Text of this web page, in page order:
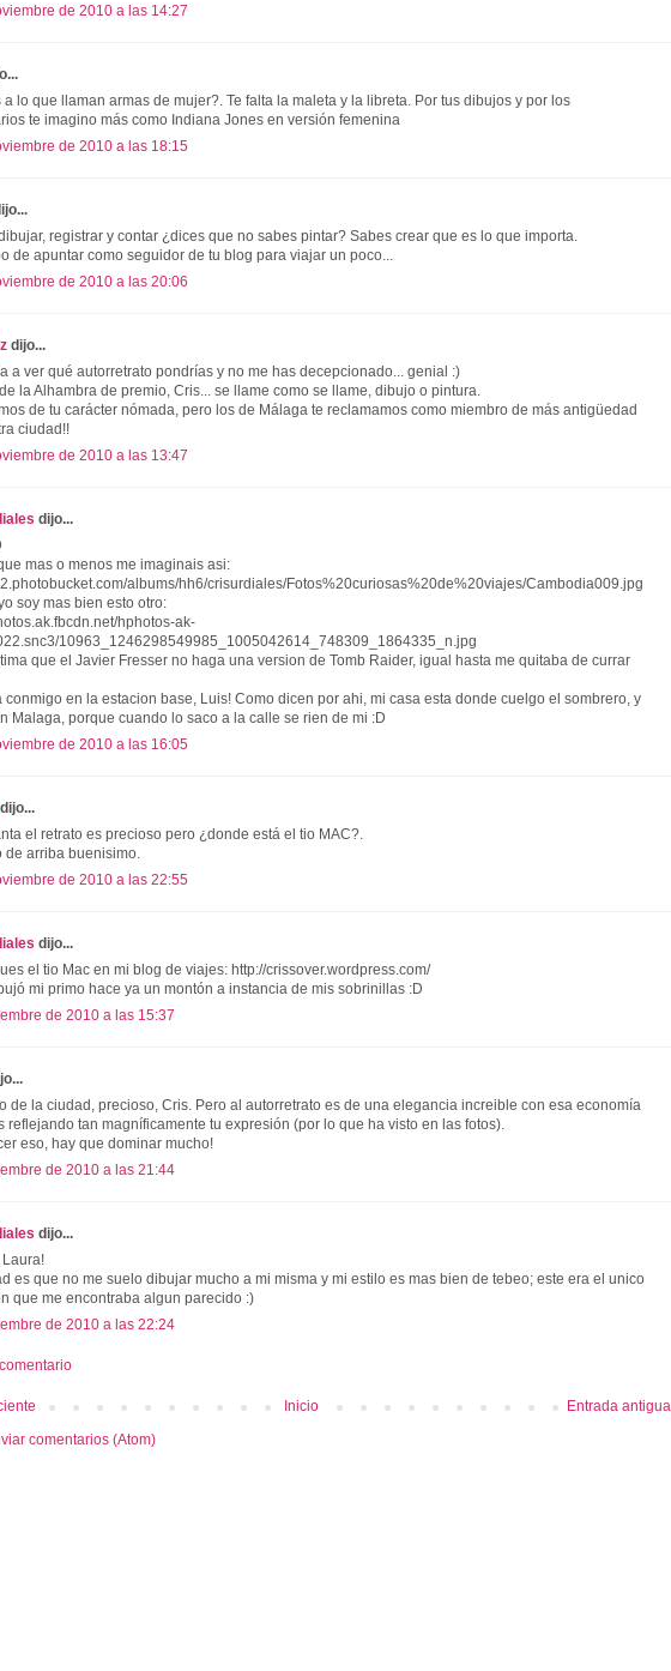
de 2010 a las 14:27
a lo que llaman armas de mujer?. Te falta la maleta y la libreta. Por tus dibujos y por los
te imagino más como Indiana Jones en versión femenina
de 2010 a las 18:15
registrar y contar ¿dices que no sabes pintar? Sabes crear que es lo que importa.
de apuntar como seguidor de tu blog para viajar un poco...
de 2010 a las 20:06
dijo...
a ver qué autorretrato pondrías y no me has decepcionado... genial :)
la Alhambra de premio, Cris... se llame como se llame, dibujo o pintura.
de tu carácter nómada, pero los de Málaga te reclamamos como miembro de más antigüedad
ciudad!!
de 2010 a las 13:47
dijo...
mas o menos me imaginais asi:
albums/hh6/crisurdiales/Fotos%20curiosas%20de%20viajes/Cambodia009.jpg
soy mas bien esto otro:
hphotos-ak-
10963_1246298549985_1005042614_748309_1864335_n.jpg
que el Javier Fresser no haga una version de Tomb Raider, igual hasta me quitaba de currar
conmigo en la estacion base, Luis! Como dicen por ahi, mi casa esta donde cuelgo el sombrero, y
Malaga, porque cuando lo saco a la calle se rien de mi :D
de 2010 a las 16:05
dijo...
el retrato es precioso pero ¿donde está el tio MAC?.
de arriba buenisimo.
de 2010 a las 22:55
dijo...
el tio Mac en mi blog de viajes: http://crissover.wordpress.com/
mi primo hace ya un montón a instancia de mis sobrinillas :D
de 2010 a las 15:37
de la ciudad, precioso, Cris. Pero al autorretrato es de una elegancia increible con esa economía
reflejando tan magníficamente tu expresión (por lo que ha visto en las fotos).
eso, hay que dominar mucho!
de 2010 a las 21:44
dijo...
es que no me suelo dibujar mucho a mi misma y mi estilo es mas bien de tebeo; este era el unico
que me encontraba algun parecido :)
de 2010 a las 22:24
Entrada antigua
Inicio
comentarios (Atom)